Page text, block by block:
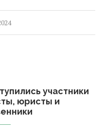
участники
юристы и